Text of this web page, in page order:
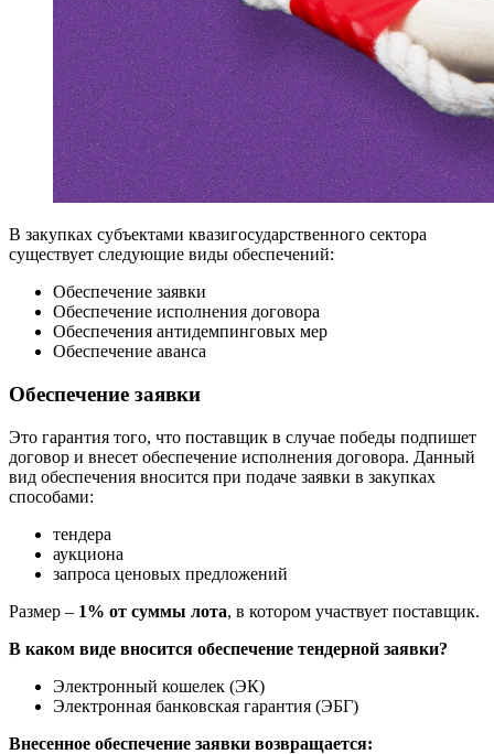
В закупках субъектами квазигосударственного сектора
существует следующие виды обеспечений:
Обеспечение заявки
Обеспечение исполнения договора
Обеспечения антидемпинговых мер
Обеспечение аванса
Обеспечение заявки
Это гарантия того, что поставщик в случае победы подпишет
договор и внесет обеспечение исполнения договора. Данный
вид обеспечения вносится при подаче заявки в закупках
способами:
тендера
аукциона
запроса ценовых предложений
Размер – 1% от суммы лота, в котором участвует поставщик.
В каком виде вносится обеспечение тендерной заявки?
Электронный кошелек (ЭК)
Электронная банковская гарантия (ЭБГ)
Внесенное обеспечение заявки возвращается: